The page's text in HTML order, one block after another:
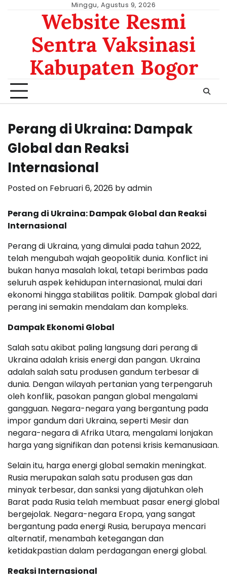
Minggu, Agustus 9, 2026
Website Resmi
Sentra Vaksinasi
Kabupaten Bogor
Perang di Ukraina: Dampak
Global dan Reaksi
Internasional
Posted on Februari 6, 2026 byadmin
Perang di Ukraina: Dampak Global dan Reaksi
Internasional
Perang di Ukraina, yang dimulai pada tahun 2022,
telah mengubah wajah geopolitik dunia. Konflict ini
bukan hanya masalah lokal, tetapi berimbas pada
seluruh aspek kehidupan internasional, mulai dari
ekonomi hingga stabilitas politik. Dampak global dari
perang ini semakin mendalam dan kompleks.
Dampak Ekonomi Global
Salah satu akibat paling langsung dari perang di
Ukraina adalah krisis energi dan pangan. Ukraina
adalah salah satu produsen gandum terbesar di
dunia. Dengan wilayah pertanian yang terpengaruh
oleh konflik, pasokan pangan global mengalami
gangguan. Negara-negara yang bergantung pada
impor gandum dari Ukraina, seperti Mesir dan
negara-negara di Afrika Utara, mengalami lonjakan
harga yang signifikan dan potensi krisis kemanusiaan.
Selain itu, harga energi global semakin meningkat.
Rusia merupakan salah satu produsen gas dan
minyak terbesar, dan sanksi yang dijatuhkan oleh
Barat pada Rusia telah membuat pasar energi global
bergejolak. Negara-negara Eropa, yang sangat
bergantung pada energi Rusia, berupaya mencari
alternatif, menambah ketegangan dan
ketidakpastian dalam perdagangan energi global.
Reaksi Internasional